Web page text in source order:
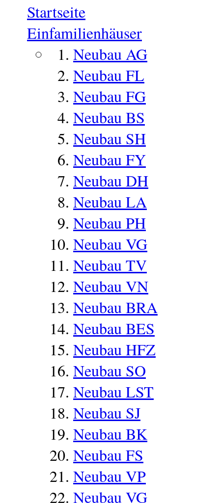
Startseite
Einfamilienhäuser
Neubau AG
Neubau FL
Neubau FG
Neubau BS
Neubau SH
Neubau FY
Neubau DH
Neubau LA
Neubau PH
Neubau VG
Neubau TV
Neubau VN
Neubau BRA
Neubau BES
Neubau HFZ
Neubau SO
Neubau LST
Neubau SJ
Neubau BK
Neubau FS
Neubau VP
Neubau VG